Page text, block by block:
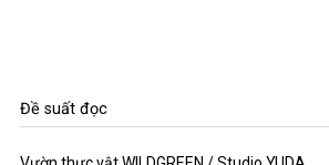
Đề suất đọc